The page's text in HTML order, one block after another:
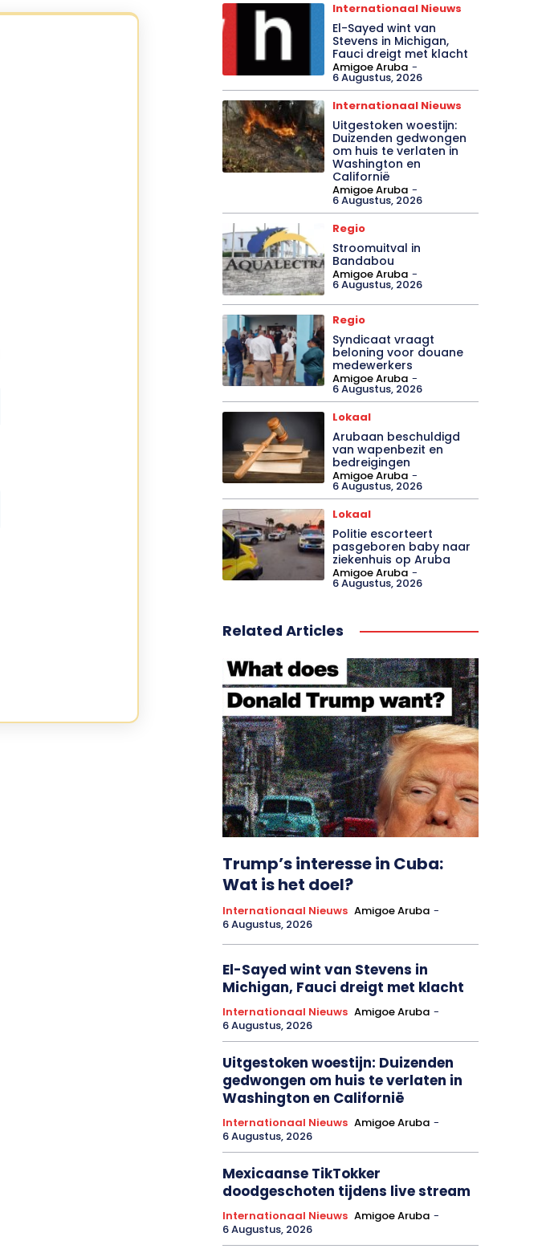
Internationaal Nieuws
El-Sayed wint van
Stevens in Michigan,
Fauci dreigt met klacht
Amigoe Aruba -
6 Augustus, 2026
Internationaal Nieuws
Uitgestoken woestijn:
Duizenden gedwongen
om huis te verlaten in
Washington en
Californië
Amigoe Aruba -
6 Augustus, 2026
Regio
Stroomuitval in
Bandabou
Amigoe Aruba -
6 Augustus, 2026
Regio
Syndicaat vraagt
beloning voor douane
medewerkers
Amigoe Aruba -
6 Augustus, 2026
Lokaal
Arubaan beschuldigd
van wapenbezit en
bedreigingen
Amigoe Aruba -
6 Augustus, 2026
Lokaal
Politie escorteert
pasgeboren baby naar
ziekenhuis op Aruba
Amigoe Aruba -
6 Augustus, 2026
Related Articles
Trump’s interesse in Cuba:
Wat is het doel?
Internationaal Nieuws Amigoe Aruba -
6 Augustus, 2026
El-Sayed wint van Stevens in
Michigan, Fauci dreigt met klacht
Internationaal Nieuws Amigoe Aruba -
6 Augustus, 2026
Uitgestoken woestijn: Duizenden
gedwongen om huis te verlaten in
Washington en Californië
Internationaal Nieuws Amigoe Aruba -
6 Augustus, 2026
Mexicaanse TikTokker
doodgeschoten tijdens live stream
Internationaal Nieuws Amigoe Aruba -
6 Augustus, 2026